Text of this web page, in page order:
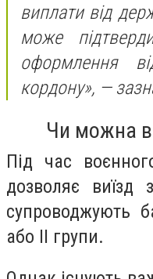
виплати від
може
оформлення
кордону», —
Чи можна
Під час
дозволяє виїзд
супроводжують
або II групи.